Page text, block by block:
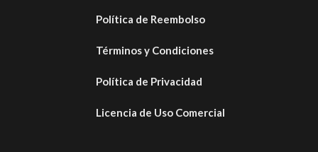
Política de Reembolso
Términos y Condiciones
Política de Privacidad
Licencia de Uso Comercial